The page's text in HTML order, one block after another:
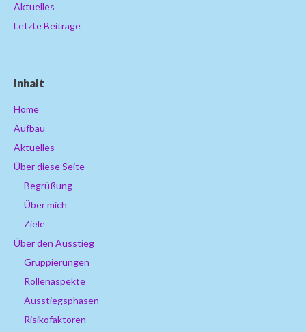
Aktuelles
Letzte Beiträge
Inhalt
Home
Aufbau
Aktuelles
Über diese Seite
Begrüßung
Über mich
Ziele
Über den Ausstieg
Gruppierungen
Rollenaspekte
Ausstiegsphasen
Risikofaktoren